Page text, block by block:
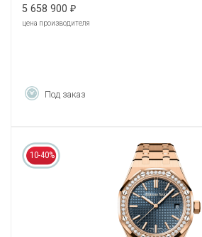
5 658 900 ₽
цена производителя
Под заказ
10-40%